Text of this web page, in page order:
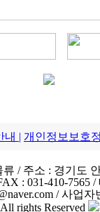
내 | 개인정보보호
/ 주소 : 경기도
: 031-410-7565 /
/ 사업
rights Reserved